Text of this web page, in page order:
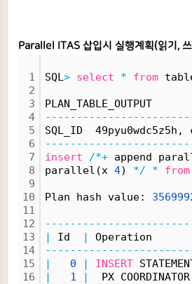
Parallel ITAS 삽입시 실행계획(읽기,
1
2
3
4
5
6
7
8
9
10
11
12
13
14
15
16
SQL> select * from
PLAN_TABLE_OUTPUT
SQL_ID
insert
/*+ append
parallel(x 4) */ * from
Plan hash value:
|
Id |
|
0 | INSERT
|
1 |
PX